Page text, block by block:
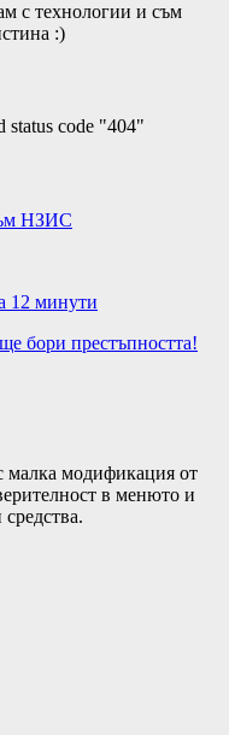
с технологии и съм
:)
status code "404"
НЗИС
12 минути
бори престъпността!
малка модификация от
в менюто и